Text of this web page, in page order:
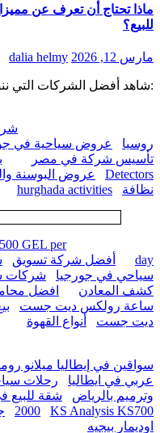
ماذا تحتاج أن تعرف عن
للبيع؟
مارس 12, 2026 dalia helmy
:شاهد أفضل الشركات التي
روسيا
عروض سياحية في
تأسيس شركة في مصر
Detectors
عروض البوسنة
نظافة
hurghada activities
GEL per
day
أفضل شركة تسويق
سياحي في جورجيا
شركات
كشف المعادن
افضل
ساعة رولكس ديت جست
ديت جست
أنواع القهوة
سواقين في إيطاليا ميلانو
عربي في ايطاليا
رحلات
وترميم بالرياض
شقة للبيع
2000
KS Analysis KS700
اوديمار بيجيه